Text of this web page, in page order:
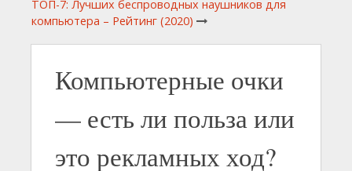
ТОП-7: Лучших беспроводных наушников для
компьютера – Рейтинг (2020)
Компьютерные очки
— есть ли польза или
это рекламных ход?